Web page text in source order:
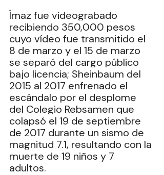
Ímaz fue videograbado
recibiendo 350,000 pesos
cuyo vídeo fue transmitido el
8 de marzo y el 15 de marzo
se separó del cargo público
bajo licencia; Sheinbaum del
2015 al 2017 enfrenado el
escándalo por el desplome
del Colegio Rebsamen que
colapsó el 19 de septiembre
de 2017 durante un sismo de
magnitud 7.1, resultando con la
muerte de 19 niños y 7
adultos.